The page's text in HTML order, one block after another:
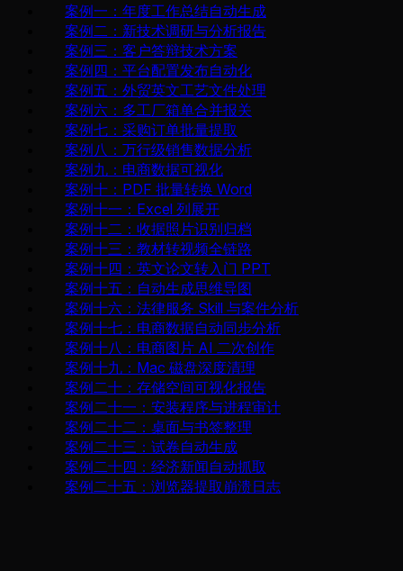
案例一：年度工作总结自动生成
案例二：新技术调研与分析报告
案例三：客户答辩技术方案
案例四：平台配置发布自动化
案例五：外贸英文工艺文件处理
案例六：多工厂箱单合并报关
案例七：采购订单批量提取
案例八：万行级销售数据分析
案例九：电商数据可视化
案例十：PDF 批量转换 Word
案例十一：Excel 列展开
案例十二：收据照片识别归档
案例十三：教材转视频全链路
案例十四：英文论文转入门 PPT
案例十五：自动生成思维导图
案例十六：法律服务 Skill 与案件分析
案例十七：电商数据自动同步分析
案例十八：电商图片 AI 二次创作
案例十九：Mac 磁盘深度清理
案例二十：存储空间可视化报告
案例二十一：安装程序与进程审计
案例二十二：桌面与书签整理
案例二十三：试卷自动生成
案例二十四：经济新闻自动抓取
案例二十五：浏览器提取崩溃日志